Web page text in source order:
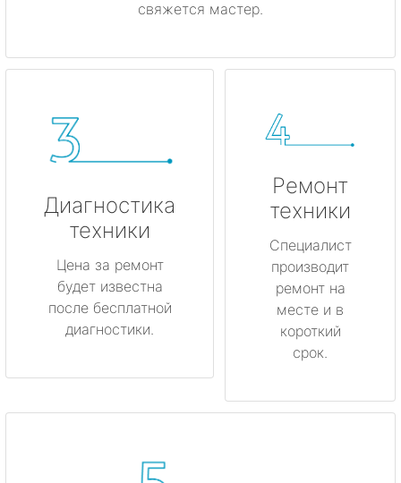
свяжется мастер.
Диагностика
техники
Цена за ремонт
будет известна
после бесплатной
диагностики.
Ремонт
техники
Специалист
производит
ремонт на
месте и в
короткий
срок.